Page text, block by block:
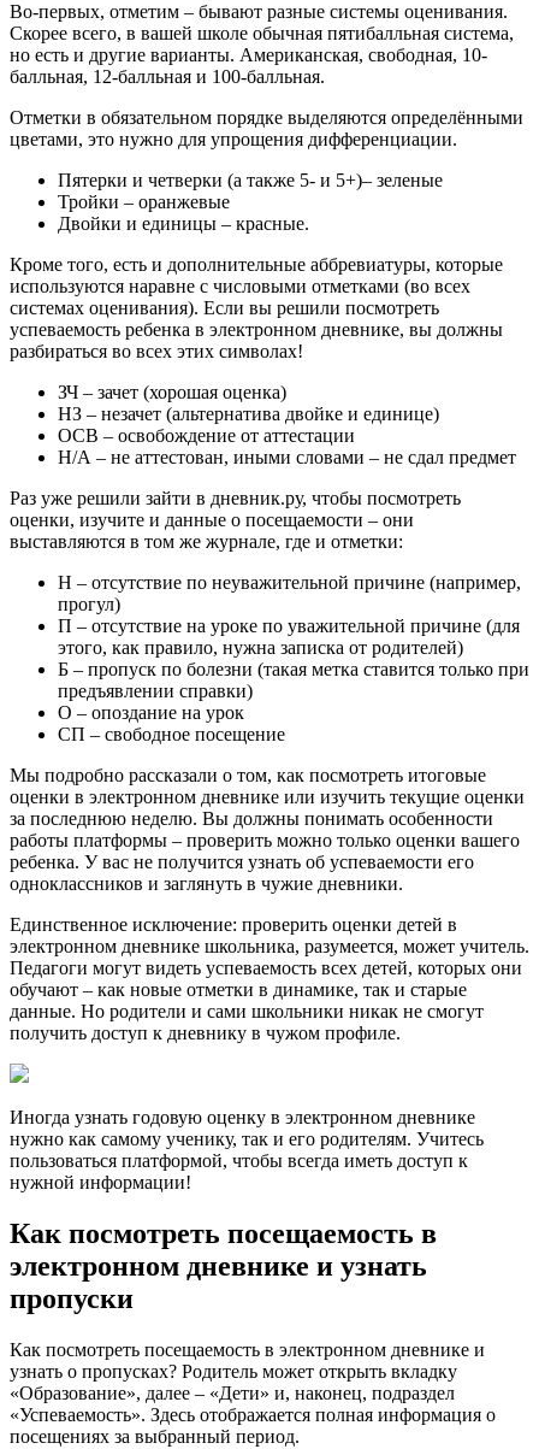
Во-первых, отметим – бывают разные системы оценивания.
Скорее всего, в вашей школе обычная пятибалльная система,
но есть и другие варианты. Американская, свободная, 10-
балльная, 12-балльная и 100-балльная.
Отметки в обязательном порядке выделяются определёнными
цветами, это нужно для упрощения дифференциации.
Пятерки и четверки (а также 5- и 5+)– зеленые
Тройки – оранжевые
Двойки и единицы – красные.
Кроме того, есть и дополнительные аббревиатуры, которые
используются наравне с числовыми отметками (во всех
системах оценивания). Если вы решили посмотреть
успеваемость ребенка в электронном дневнике, вы должны
разбираться во всех этих символах!
ЗЧ – зачет (хорошая оценка)
НЗ – незачет (альтернатива двойке и единице)
ОСВ – освобождение от аттестации
Н/А – не аттестован, иными словами – не сдал предмет
Раз уже решили зайти в дневник.ру, чтобы посмотреть
оценки, изучите и данные о посещаемости – они
выставляются в том же журнале, где и отметки:
Н – отсутствие по неуважительной причине (например,
прогул)
П – отсутствие на уроке по уважительной причине (для
этого, как правило, нужна записка от родителей)
Б – пропуск по болезни (такая метка ставится только при
предъявлении справки)
О – опоздание на урок
СП – свободное посещение
Мы подробно рассказали о том, как посмотреть итоговые
оценки в электронном дневнике или изучить текущие оценки
за последнюю неделю. Вы должны понимать особенности
работы платформы – проверить можно только оценки вашего
ребенка. У вас не получится узнать об успеваемости его
одноклассников и заглянуть в чужие дневники.
Единственное исключение: проверить оценки детей в
электронном дневнике школьника, разумеется, может учитель.
Педагоги могут видеть успеваемость всех детей, которых они
обучают – как новые отметки в динамике, так и старые
данные. Но родители и сами школьники никак не смогут
получить доступ к дневнику в чужом профиле.
Иногда узнать годовую оценку в электронном дневнике
нужно как самому ученику, так и его родителям. Учитесь
пользоваться платформой, чтобы всегда иметь доступ к
нужной информации!
Как посмотреть посещаемость в
электронном дневнике и узнать
пропуски
Как посмотреть посещаемость в электронном дневнике и
узнать о пропусках? Родитель может открыть вкладку
«Образование», далее – «Дети» и, наконец, подраздел
«Успеваемость». Здесь отображается полная информация о
посещениях за выбранный период.